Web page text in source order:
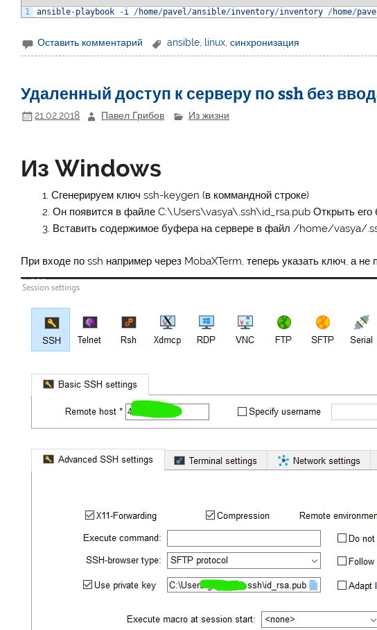
1 ansible-playbook -i /home/pavel /ansible/inventory/inventory /home/
Оставить комментарий ansible, linux,синхронизация
Удаленный доступ к серверу по ssh без
21.02.2018 Павел Грибов Из жизни
Из Windows
Сгенерируем ключ ssh-keygen (в коммандной строке)
Он появится в файле C:\Users\vasya\.ssh\id_rsa.pub Открыть его
Вставить содержимое буфера на сервере в файл /home/vasya/
При входе по ssh например через MobaXTerm, теперь указать ключ, а не